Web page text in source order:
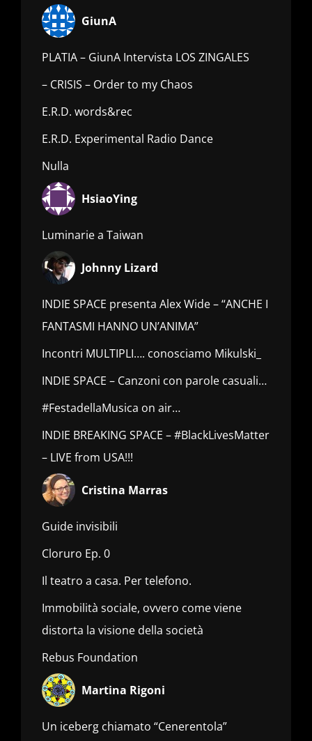
GiunA
PLATIA – GiunA Intervista LOS ZINGALES
– CRISIS – Order to my Chaos
E.R.D. words&rec
E.R.D. Experimental Radio Dance
Nulla
HsiaoYing
Luminarie a Taiwan
Johnny Lizard
INDIE SPACE presenta Alex Wide – “ANCHE I
FANTASMI HANNO UN’ANIMA”
Incontri MULTIPLI…. conosciamo Mikulski_
INDIE SPACE – Canzoni con parole casuali…
#FestadellaMusica on air…
INDIE BREAKING SPACE – #BlackLivesMatter
– LIVE from USA!!!
Cristina Marras
Guide invisibili
Cloruro Ep. 0
Il teatro a casa. Per telefono.
Immobilità sociale, ovvero come viene
distorta la visione della società
Rebus Foundation
Martina Rigoni
Un iceberg chiamato “Cenerentola”